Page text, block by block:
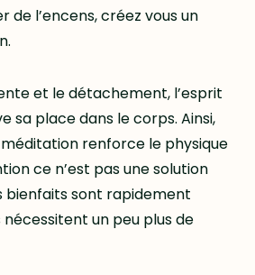
de l’encens, créez vous un
et le détachement, l’esprit
sa place dans le corps. Ainsi,
renforce le physique
ce n’est pas une solution
bienfaits sont rapidement
nécessitent un peu plus de